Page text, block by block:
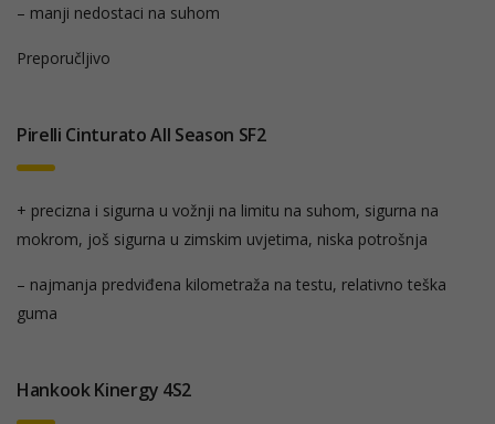
– manji nedostaci na suhom
Preporučljivo
Pirelli Cinturato All Season SF2
+ precizna i sigurna u vožnji na limitu na suhom, sigurna na
mokrom, još sigurna u zimskim uvjetima, niska potrošnja
– najmanja predviđena kilometraža na testu, relativno teška
guma
Hankook Kinergy 4S2